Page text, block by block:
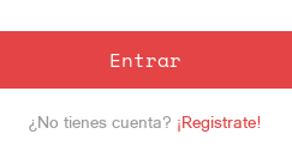
Entrar
¿No tienes cuenta? ¡Registrate!